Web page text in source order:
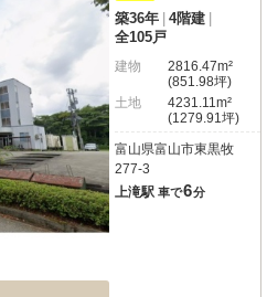
築36年 4階建
全105戸
建物
2816.47m²
(851.98坪)
土地
4231.11m²
(1279.91坪)
富山県富山市東黒牧
277-3
上滝駅 車で6分